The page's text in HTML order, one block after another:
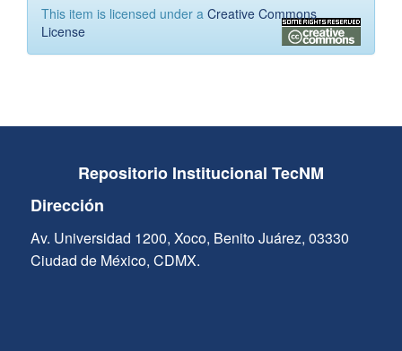
This item is licensed under a Creative Commons
License
Repositorio Institucional TecNM
Dirección
Av. Universidad 1200, Xoco, Benito Juárez, 03330
Ciudad de México, CDMX.